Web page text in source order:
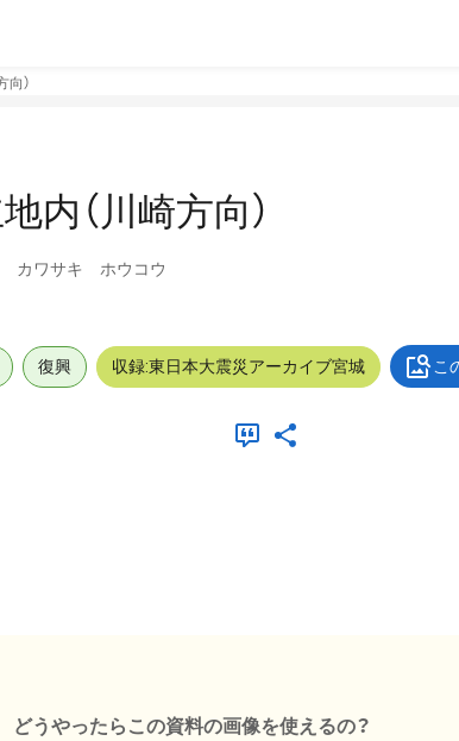
）
（川崎方向）
カワサキ ホウコウ
復興 収録:東日本大震災アーカイブ宮城 こ
どうやったらこの資料の画像を使えるの？